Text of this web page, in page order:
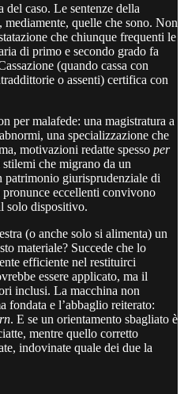
caso. Le sentenze della
quelle che sono. Non
che chiunque frequenti le
di primo e secondo grado fa
(quando cassa con
o assenti) certifica con
per malafede: una magistratura a
una specializzazione che
motivazioni redatte spesso per
che migrano da un
patrimonio giurisprudenziale di
pronunce eccellenti convivono
solo dispositivo.
(o anche solo si alimenta) un
materiale? Succede che lo
efficiente nel restituirci
essere applicato, ma il
inclusi. La macchina non
fondata e l’abbaglio reiterato:
. E se un orientamento sbagliato è
mentre quello corretto
indovinate quale dei due la